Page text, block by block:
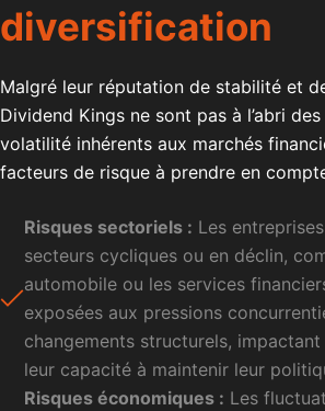
diversification
Malgré leur réputation de stabilité et
Dividend Kings ne sont pas à l’abri
volatilité inhérents aux marchés
facteurs de risque à prendre en
Risques sectoriels : Les
secteurs cycliques ou en déclin,
automobile ou les services
exposées aux pressions
changements structurels,
leur capacité à maintenir leur
Risques économiques : Les